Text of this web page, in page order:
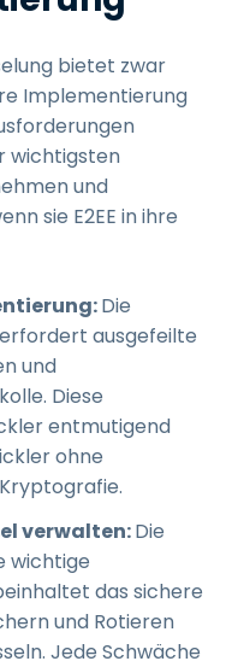
bietet zwar
Implementierung
wichtigsten
und
sie E2EE in ihre
Die
ausgefeilte
und
Diese
entmutigend
ohne
verwalten:Die
wichtige
das sichere
und Rotieren
Jede Schwäche